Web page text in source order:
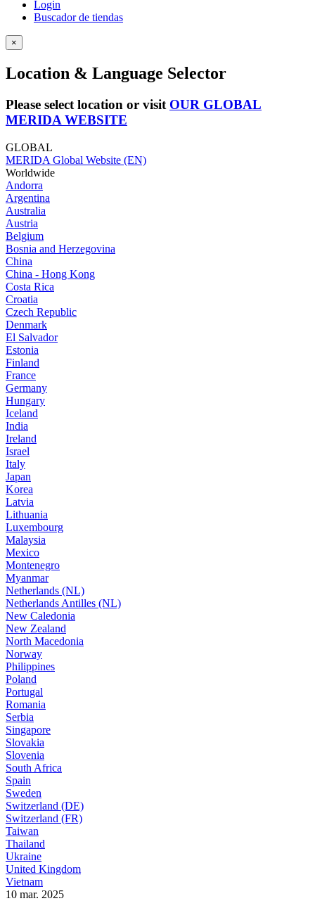
Login
Buscador de tiendas
×
Location & Language Selector
Please select location or visit OUR GLOBAL
MERIDA WEBSITE
GLOBAL
MERIDA Global Website (EN)
Worldwide
Andorra
Argentina
Australia
Austria
Belgium
Bosnia and Herzegovina
China
China - Hong Kong
Costa Rica
Croatia
Czech Republic
Denmark
El Salvador
Estonia
Finland
France
Germany
Hungary
Iceland
India
Ireland
Israel
Italy
Japan
Korea
Latvia
Lithuania
Luxembourg
Malaysia
Mexico
Montenegro
Myanmar
Netherlands (NL)
Netherlands Antilles (NL)
New Caledonia
New Zealand
North Macedonia
Norway
Philippines
Poland
Portugal
Romania
Serbia
Singapore
Slovakia
Slovenia
South Africa
Spain
Sweden
Switzerland (DE)
Switzerland (FR)
Taiwan
Thailand
Ukraine
United Kingdom
Vietnam
10 mar. 2025